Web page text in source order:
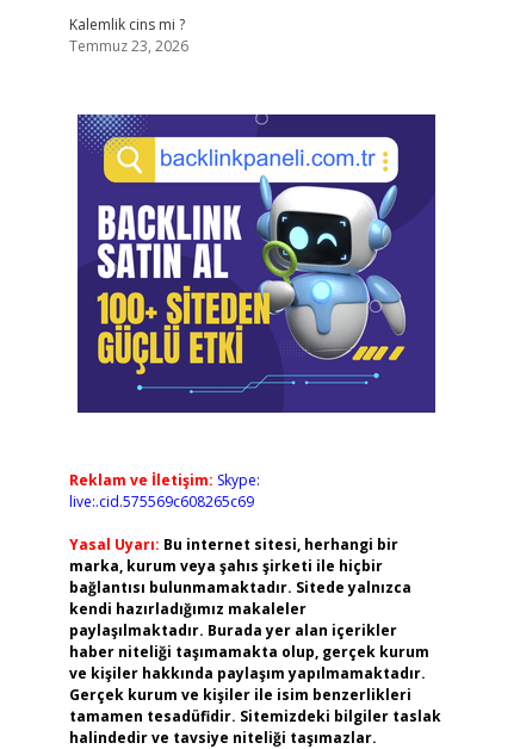
Kalemlik cins mi ?
Temmuz 23, 2026
Reklam ve İletişim: Skype:
live:.cid.575569c608265c69
Yasal Uyarı: Bu internet sitesi, herhangi bir
marka, kurum veya şahıs şirketi ile hiçbir
bağlantısı bulunmamaktadır. Sitede yalnızca
kendi hazırladığımız makaleler
paylaşılmaktadır. Burada yer alan içerikler
haber niteliği taşımamakta olup, gerçek kurum
ve kişiler hakkında paylaşım yapılmamaktadır.
Gerçek kurum ve kişiler ile isim benzerlikleri
tamamen tesadüfidir. Sitemizdeki bilgiler taslak
halindedir ve tavsiye niteliği taşımazlar.